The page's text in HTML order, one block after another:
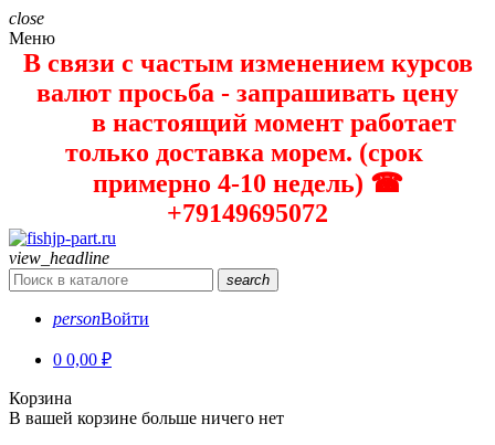
close
Меню
В связи с частым изменением курсов
валют просьба - запрашивать цену
в настоящий момент работает
только доставка морем. (срок
примерно 4-10 недель) ☎
+79149695072
view_headline
search
personВойти
0 0,00 ₽
Корзина
В вашей корзине больше ничего нет